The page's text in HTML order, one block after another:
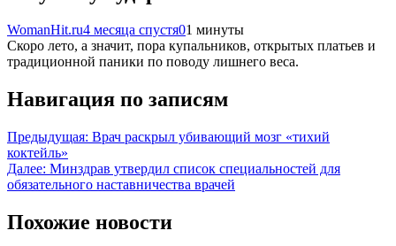
WomanHit.ru4 месяца спустя01 минуты
Скоро лето, а значит, пора купальников, открытых платьев и
традиционной паники по поводу лишнего веса.
Навигация по записям
Предыдущая: Врач раскрыл убивающий мозг «тихий
коктейль»
Далее: Минздрав утвердил список специальностей для
обязательного наставничества врачей
Похожие новости